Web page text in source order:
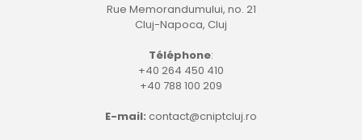
Rue Memorandumului, no. 21
Cluj-Napoca, Cluj
Téléphone:
+40 264 450 410
+40 788 100 209
E-mail: contact@cniptcluj.ro